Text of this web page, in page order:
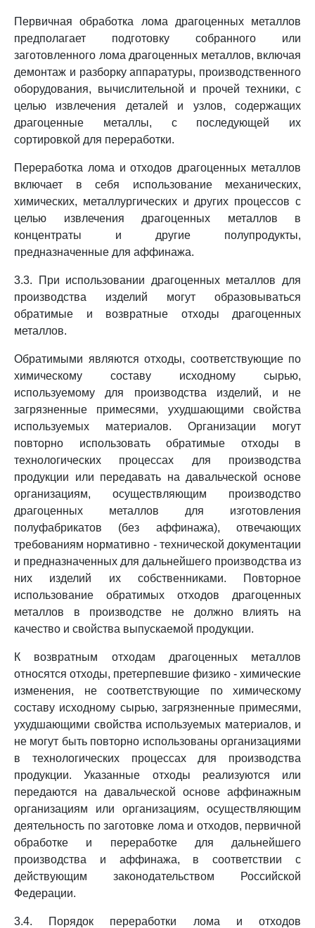
Первичная обработка лома драгоценных металлов
предполагает подготовку собранного или
заготовленного лома драгоценных металлов, включая
демонтаж и разборку аппаратуры, производственного
оборудования, вычислительной и прочей техники, с
целью извлечения деталей и узлов, содержащих
драгоценные металлы, с последующей их
сортировкой для переработки.
Переработка лома и отходов драгоценных металлов
включает в себя использование механических,
химических, металлургических и других процессов с
целью извлечения драгоценных металлов в
концентраты и другие полупродукты,
предназначенные для аффинажа.
3.3. При использовании драгоценных металлов для
производства изделий могут образовываться
обратимые и возвратные отходы драгоценных
металлов.
Обратимыми являются отходы, соответствующие по
химическому составу исходному сырью,
используемому для производства изделий, и не
загрязненные примесями, ухудшающими свойства
используемых материалов. Организации могут
повторно использовать обратимые отходы в
технологических процессах для производства
продукции или передавать на давальческой основе
организациям, осуществляющим производство
драгоценных металлов для изготовления
полуфабрикатов (без аффинажа), отвечающих
требованиям нормативно - технической документации
и предназначенных для дальнейшего производства из
них изделий их собственниками. Повторное
использование обратимых отходов драгоценных
металлов в производстве не должно влиять на
качество и свойства выпускаемой продукции.
К возвратным отходам драгоценных металлов
относятся отходы, претерпевшие физико - химические
изменения, не соответствующие по химическому
составу исходному сырью, загрязненные примесями,
ухудшающими свойства используемых материалов, и
не могут быть повторно использованы организациями
в технологических процессах для производства
продукции. Указанные отходы реализуются или
передаются на давальческой основе аффинажным
организациям или организациям, осуществляющим
деятельность по заготовке лома и отходов, первичной
обработке и переработке для дальнейшего
производства и аффинажа, в соответствии с
действующим законодательством Российской
Федерации.
3.4. Порядок переработки лома и отходов